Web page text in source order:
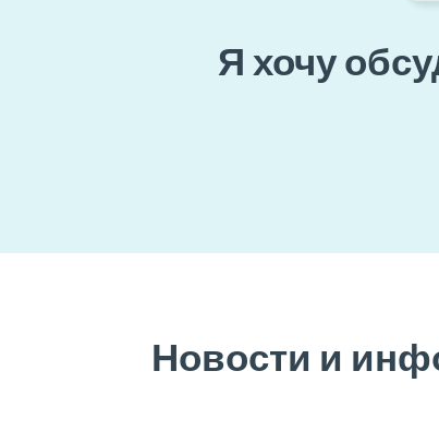
Я хочу
Новости и